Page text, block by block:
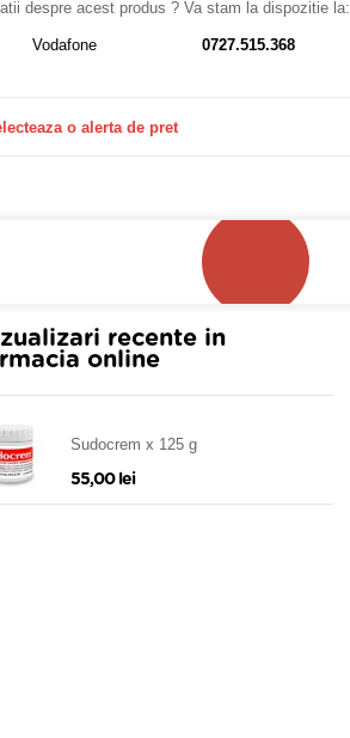
despre acest produs ? Va stam la dispozitie la:
Vodafone
0727.515.368
o alerta de pret
recente in
online
Sudocrem x 125 g
55,00 lei